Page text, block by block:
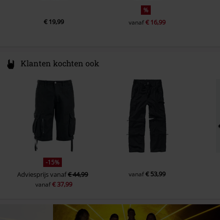
€ 19,99
%
vanaf€ 16,99
Klanten kochten ook
-15%
Adviesprijsvanaf€ 44,99
vanaf€ 37,99
vanaf€ 53,99